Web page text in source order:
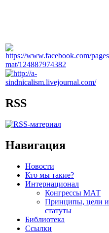
RSS
Навигация
Новости
Кто мы такие?
Интернационал
Конгрессы МАТ
Принципы, цели и
статуты
Библиотека
Ссылки